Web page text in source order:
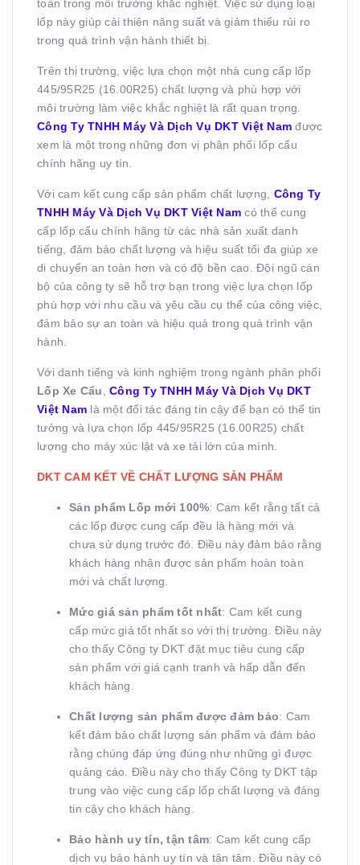
toàn trong môi trường khắc nghiệt. Việc sử dụng loại
lốp này giúp cải thiện năng suất và giảm thiểu rủi ro
trong quá trình vận hành thiết bị.
Trên thị trường, việc lựa chọn một nhà cung cấp lốp
445/95R25 (16.00R25) chất lượng và phù hợp với
môi trường làm việc khắc nghiệt là rất quan trọng.
Công Ty TNHH Máy Và Dịch Vụ DKT Việt Nam được
xem là một trong những đơn vị phân phối lốp cẩu
chính hãng uy tín.
Với cam kết cung cấp sản phẩm chất lượng, Công Ty
TNHH Máy Và Dịch Vụ DKT Việt Nam có thể cung
cấp lốp cẩu chính hãng từ các nhà sản xuất danh
tiếng, đảm bảo chất lượng và hiệu suất tối đa giúp xe
di chuyển an toàn hơn và có độ bền cao. Đội ngũ cán
bộ của công ty sẽ hỗ trợ bạn trong việc lựa chọn lốp
phù hợp với nhu cầu và yêu cầu cụ thể của công việc,
đảm bảo sự an toàn và hiệu quả trong quá trình vận
hành.
Với danh tiếng và kinh nghiệm trong ngành phân phối
Lốp Xe Cẩu
Công Ty TNHH Máy Và Dịch Vụ DKT
Việt Nam là một đối tác đáng tin cậy để bạn có thể tin
tưởng và lựa chọn lốp 445/95R25 (16.00R25) chất
lượng cho máy xúc lật và xe tải lớn của mình.
DKT CAM KẾT VỀ CHẤT LƯỢNG SẢN PHẨM
Sản phẩm Lốp mới 100%: Cam kết rằng tất cả
các lốp được cung cấp đều là hàng mới và
chưa sử dụng trước đó. Điều này đảm bảo rằng
khách hàng nhận được sản phẩm hoàn toàn
mới và chất lượng.
Mức giá sản phẩm tốt nhất: Cam kết cung
cấp mức giá tốt nhất so với thị trường. Điều này
cho thấy Công ty DKT đặt mục tiêu cung cấp
sản phẩm với giá cạnh tranh và hấp dẫn đến
khách hàng.
Chất lượng sản phẩm được đảm bảo: Cam
kết đảm bảo chất lượng sản phẩm và đảm bảo
rằng chúng đáp ứng đúng như những gì được
quảng cáo. Điều này cho thấy Công ty DKT tập
trung vào việc cung cấp lốp chất lượng và đáng
tin cậy cho khách hàng.
Bảo hành uy tín, tận tâm: Cam kết cung cấp
dịch vụ bảo hành uy tín và tận tâm. Điều này có